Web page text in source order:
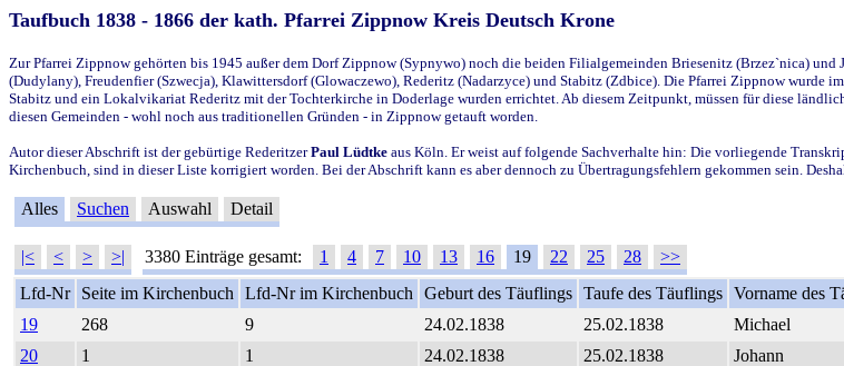
Taufbuch 1838 - 1866 der kath. Pfarrei Zippnow Kreis Deutsch Krone
Zur Pfarrei Zippnow gehörten bis 1945 außer dem Dorf Zippnow (Sypnywo) noch die beiden Filialgemeinden Briesenitz (Brzez`nica)
(Dudylany), Freudenfier (Szwecja), Klawittersdorf (Glowaczewo), Rederitz (Nadarzyce) und Stabitz (Zdbice). Die Pfarrei Zippnow wurde
Stabitz und ein Lokalvikariat Rederitz mit der Tochterkirche in Doderlage wurden errichtet. Ab diesem Zeitpunkt, müssen für diese
diesen Gemeinden - wohl noch aus traditionellen Gründen - in Zippnow getauft worden.
Autor dieser Abschrift ist der gebürtige RederitzerPaul Lüdtke aus Köln. Er weist auf folgende Sachverhalte hin: Die vorliegende
Kirchenbuch, sind in dieser Liste korrigiert worden. Bei der Abschrift kann es aber dennoch zu Übertragungsfehlern gekommen sein.
Alles Suchen Auswahl Detail
|< < > >| 3380 Einträge gesamt: 1 4 7 10 13 16 19 22 25 28
>>
Lfd-Nr
Seite im Kirchenbuch Lfd-Nr im Kirchenbuch Geburt des Täuflings Taufe des Täuflings Vorname des
19
268 9 24.02.1838 25.02.1838 Michael
20
1 1 24.02.1838 25.02.1838 Johann